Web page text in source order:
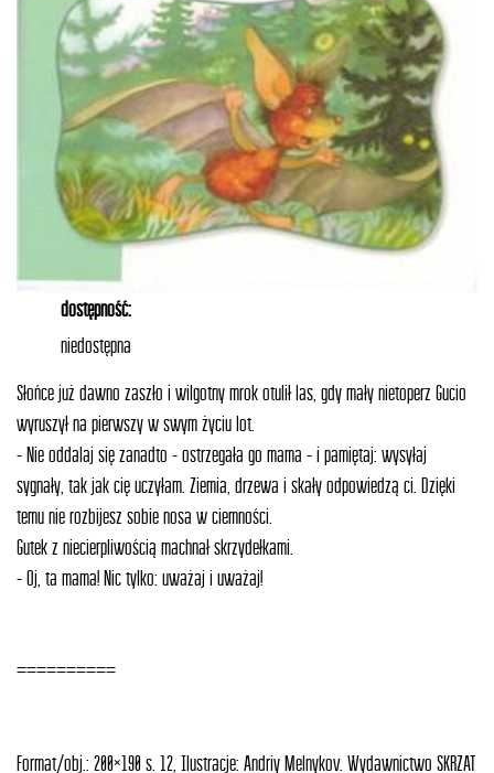
dostępność:
niedostępna
Słońce już dawno zaszło i wilgotny mrok otulił las, gdy mały nietoperz Gucio
wyruszył na pierwszy w swym życiu lot.
- Nie oddalaj się zanadto - ostrzegała go mama - i pamiętaj: wysyłaj
sygnały, tak jak cię uczyłam. Ziemia, drzewa i skały odpowiedzą ci. Dzięki
temu nie rozbijesz sobie nosa w ciemności.
Gutek z niecierpliwością machnał skrzydełkami.
- Oj, ta mama! Nic tylko: uważaj i uważaj!
==========
Format/obj.: 200×190 s. 12, Ilustracje: Andriy Melnykov. Wydawnictwo SKRZAT